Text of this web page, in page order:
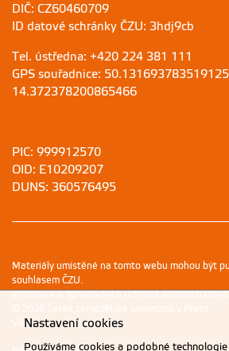
DIČ: CZ60460709
ID datové schránky ČZU: 3hdj9cb
Tel. ústředna: +420 224 381 111
GPS souřadnice:
14.372378200865466
PIC: 999912570
OID: E10209207
DUNS: 360576495
Materiály umístěné na tomto webu mohou být
souhlasem ČZU.
Informace o zpracování a ochraně osobních
© 2026 Česká zemědělská univerzita v Praze
Všechna práva vyhrazena
Nastavení cookies
Používáme cookies a podobné